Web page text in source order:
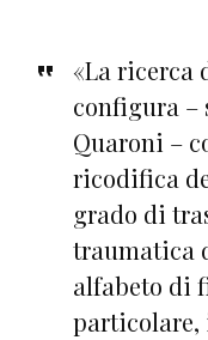
«La ricerca
configura –
Quaroni –
ricodifica
grado di
traumatica
alfabeto di
particolare,